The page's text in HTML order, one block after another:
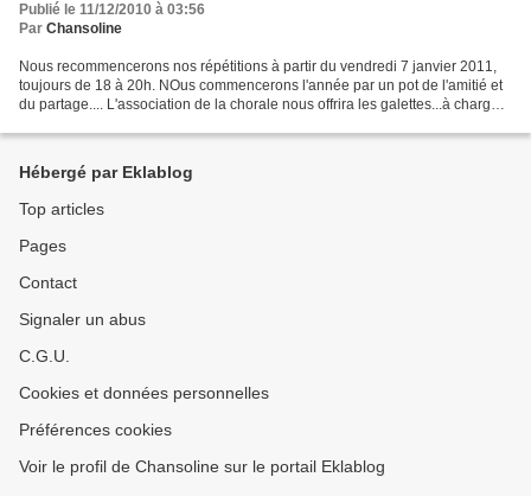
Publié le 11/12/2010 à 03:56
Par Chansoline
Nous recommencerons nos répétitions à partir du vendredi 7 janvier 2011,
toujours de 18 à 20h. NOus commencerons l'année par un pot de l'amitié et
du partage.... L'association de la chorale nous offrira les galettes...à charge
Hébergé par Eklablog
Top articles
Pages
Contact
Signaler un abus
C.G.U.
Cookies et données personnelles
Préférences cookies
Voir le profil de Chansoline sur le portail Eklablog